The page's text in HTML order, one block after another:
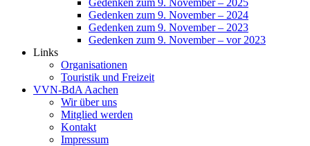
Gedenken zum 9. November – 2024
Gedenken zum 9. November – 2023
Gedenken zum 9. November – vor 2023
Links
Organisationen
Touristik und Freizeit
VVN-BdA Aachen
Wir über uns
Mitglied werden
Kontakt
Impressum